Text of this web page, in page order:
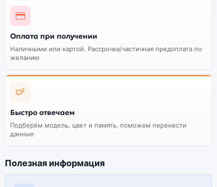
Оплата при получении
Наличными или картой. Рассрочка/частичная предоплата по
желанию
Быстро отвечаем
Подберём модель, цвет и память, поможем перенести
данные
Полезная информация